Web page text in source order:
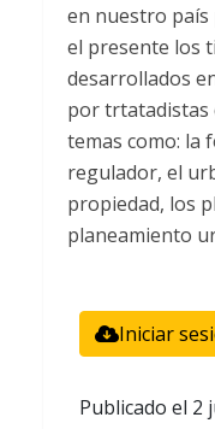
en nuestro país
el presente los
desarrollados
por trtatadistas
temas como: la
regulador, el
propiedad, los
planeamiento
Iniciar
Publicado el 2